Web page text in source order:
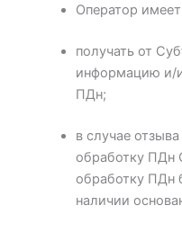
Оператор
получать от
информацию и/
ПДн;
в случае
обработку ПДн
обработку ПДн
наличии